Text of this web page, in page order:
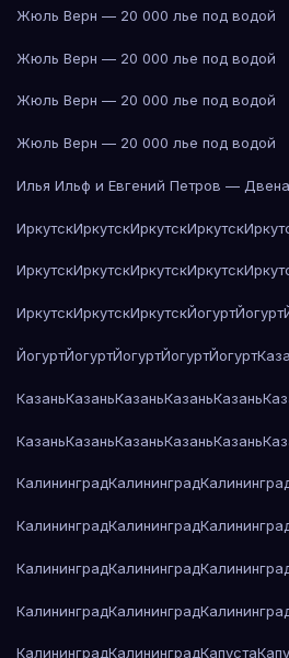
Жюль Верн — 20 000 лье под водой
Жюль Верн — 20 000 лье под водой
Жюль Верн — 20 000 лье под водой
Жюль Верн — 20 000 лье под водой
Илья Ильф и Евгений Петров —
ИркутскИркутскИркутскИркутск
ИркутскИркутскИркутскИркутск
ИркутскИркутскИркутскЙогуртЙогурт
ЙогуртЙогуртЙогуртЙогуртЙогурт
КазаньКазаньКазаньКазаньКазань
КазаньКазаньКазаньКазаньКазань
КалининградКалининград
КалининградКалининград
КалининградКалининград
КалининградКалининград
КалининградКалининградКапуста